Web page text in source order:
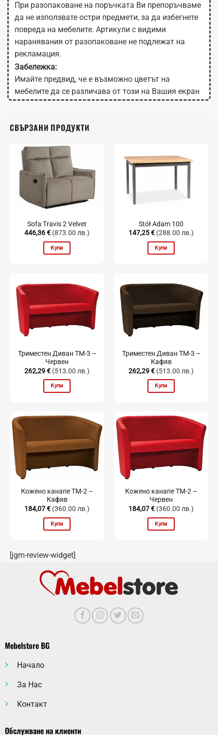
При разопаковане на поръчката Ви препоръчваме
да не използвате остри предмети, за да избегнете
повреда на мебелите. Артикули с видими
наранявания от разопаковане не подлежат на
рекламация.
Забележка:
Имайте предвид, че е възможно цветът на
мебелите да се различава от този на Вашия екран
в зависимост от настройките на монитора.
СВЪРЗАНИ ПРОДУКТИ
Sofa Travis 2 Velvet
446,36€ (873.00 лв.)
Купи
Stół Adam 100
147,25€ (288.00 лв.)
Купи
Триместен Диван TM-3 –
Червен
262,29€ (513.00 лв.)
Купи
Триместен Диван TM-3 –
Кафяв
262,29€ (513.00 лв.)
Купи
Кожено канапе TM-2 –
Кафяв
184,07€ (360.00 лв.)
Купи
Кожено канапе TM-2 –
Червен
184,07€ (360.00 лв.)
Купи
[jgm-review-widget]
Mebelstore BG
Начало
За Нас
Контакт
Обслужване на клиенти